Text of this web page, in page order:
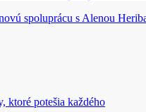
spoluprácu s Alenou